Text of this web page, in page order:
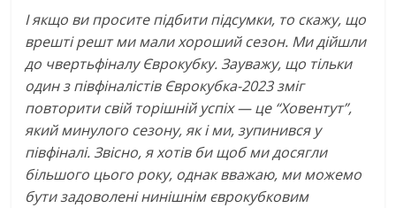
І якщо ви просите підбити підсумки, то скажу, що
врешті решт ми мали хороший сезон. Ми дійшли
до чвертьфіналу Єврокубку. Зауважу, що тільки
один з півфіналістів Єврокубка-2023 зміг
повторити свій торішній успіх — це “Ховентут”,
який минулого сезону, як і ми, зупинився у
півфіналі. Звісно, я хотів би щоб ми досягли
більшого цього року, однак вважаю, ми можемо
бути задоволені нинішнім єврокубковим